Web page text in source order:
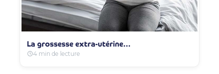
La grossesse extra-utérine…
4 min de lecture